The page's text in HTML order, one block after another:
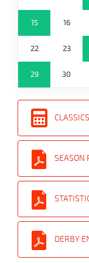
15 16
22 23
29 30
SEASON
DERBY